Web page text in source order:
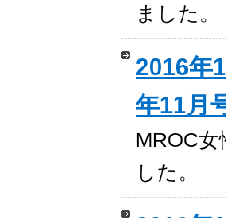
ました。
2016年
年11月
MROC
した。